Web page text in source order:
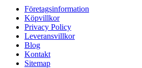
Företagsinformation
Köpvillkor
Privacy Policy
Leveransvillkor
Blog
Kontakt
Sitemap